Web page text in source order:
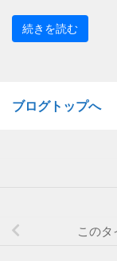
続きを読む
ブログトップへ
この